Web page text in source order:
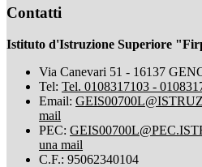
Contatti
Istituto d'Istruzione Superiore
Via Canevari 51 - 16137
Tel: Tel. 0108317103 -
Email:
mail
PEC:
una mail
C.F.: 95062340104